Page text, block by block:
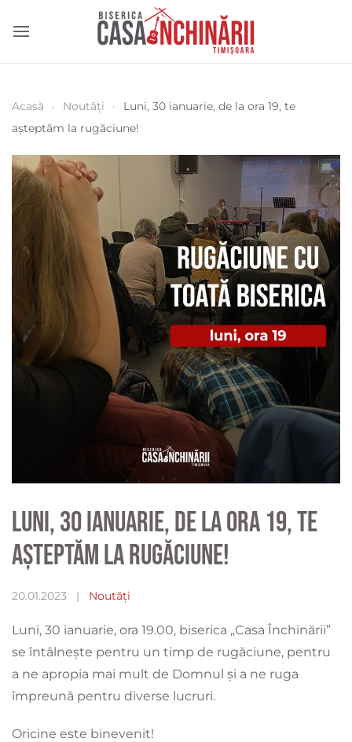
Acasă Noutăți
Luni, 30 ianuarie, de la ora 19, te
așteptăm la rugăciune!
Luni, 30 ianuarie, de la ora 19, te
așteptăm la rugăciune!
20.01.2023 | Noutăți
Luni, 30 ianuarie, ora 19.00, biserica „Casa Închinării”
se întâlnește pentru un timp de rugăciune, pentru
a ne apropia mai mult de Domnul și a ne ruga
împreună pentru diverse lucruri.
Oricine este binevenit!